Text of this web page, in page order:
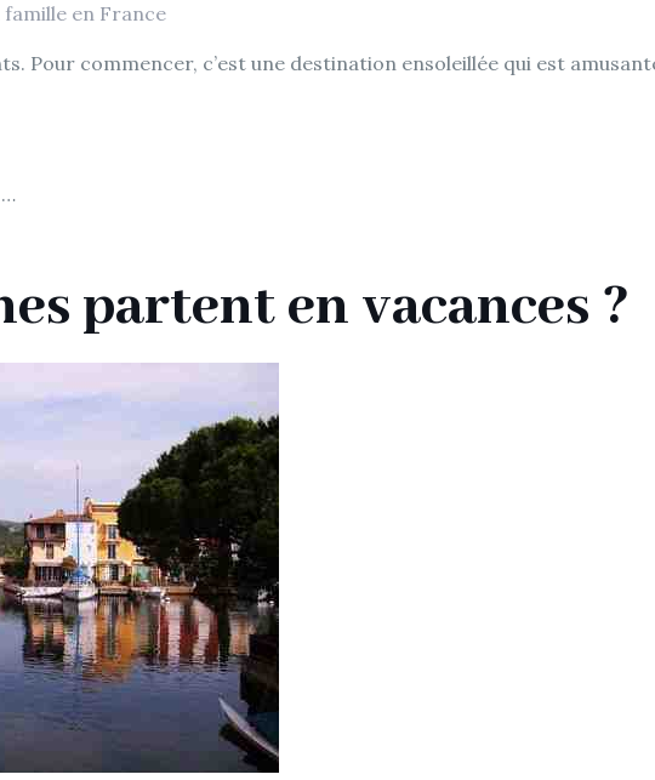
famille en France
Pour commencer, c’est une destination ensoleillée qui est
…
partent en vacances ?